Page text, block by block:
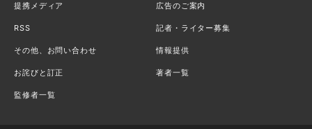
提携メディア 広告のご案内
RSS 記者・ライター募集
その他、お問い合わせ 情報提供
お詫びと訂正 著者一覧
監修者一覧